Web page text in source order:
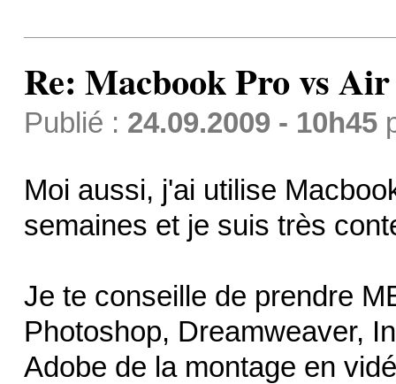
Re: Macbook Pro vs Air
Publié : 24.09.2009 - 10h45
Moi aussi, j'ai utilise
semaines et je suis très
Je te conseille de prendre
Photoshop, Dreamweaver,
Adobe de la montage en